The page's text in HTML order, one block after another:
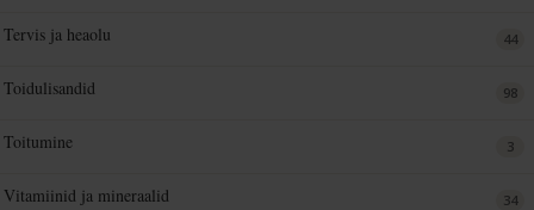
Tervis ja heaolu 44
Toidulisandid 98
Toitumine 3
Vitamiinid ja mineraalid 34